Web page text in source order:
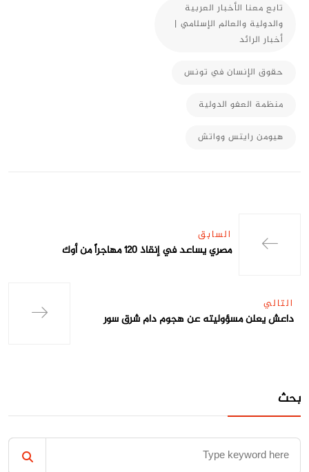
تابع معنا الأخبار العربية
والدولية والعالم الإسلامي |
أخبار الرائد
حقوق الإنسان في تونس
منظمة العفو الدولية
هيومن رايتس وواتش
السابق
مصري يساعد في إنقاذ 120 مهاجراً من أوك
التالي
داعش يعلن مسؤوليته عن هجوم دام شرق سور
بحث